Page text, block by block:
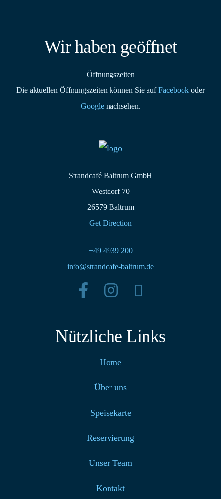
Wir haben geöffnet
Öffnungszeiten
Die aktuellen Öffnungszeiten können Sie aufFacebook oder
Googlenachsehen.
Strandcafé Baltrum GmbH
Westdorf 70
26579 Baltrum
Get Direction
+49 4939 200
info@strandcafe-baltrum.de
Nützliche Links
Home
Über uns
Speisekarte
Reservierung
Unser Team
Kontakt